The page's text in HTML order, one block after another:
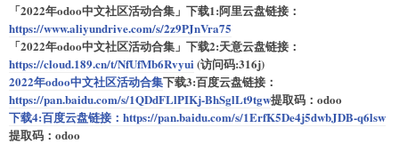
「2022年odoo中文社区活动合集」下载1:阿里云盘链接：
https://www.aliyundrive.com/s/2z9PJnVra75
「2022年odoo中文社区活动合集」下载2:天意云盘链接：
https://cloud.189.cn/t/NfUfMb6Rvyui (访问码:316j)
2022年odoo中文社区活动合集下载3:百度云盘链接：
https://pan.baidu.com/s/1QDdFLlPIKj-BhSglLt9tgw提取码：odoo
下载4:百度云盘链接： https://pan.baidu.com/s/1ErfK5De4j5dwbJDB-q6lsw
提取码：odoo